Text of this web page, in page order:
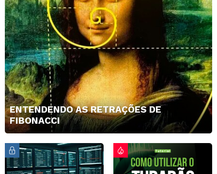
ENTENDENDO AS RETRAÇÕES DE
FIBONACCI